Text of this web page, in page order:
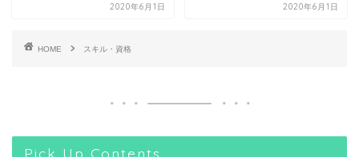
2020年6月1日 2020年6月1日
HOME スキル・資格
Pick Up Contents